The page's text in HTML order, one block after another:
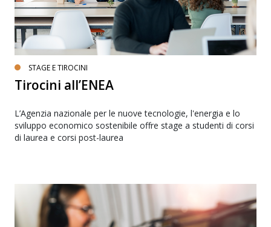
STAGE E TIROCINI
Tirocini all’ENEA
L’Agenzia nazionale per le nuove tecnologie, l'energia e lo
sviluppo economico sostenibile offre stage a studenti di corsi
di laurea e corsi post-laurea